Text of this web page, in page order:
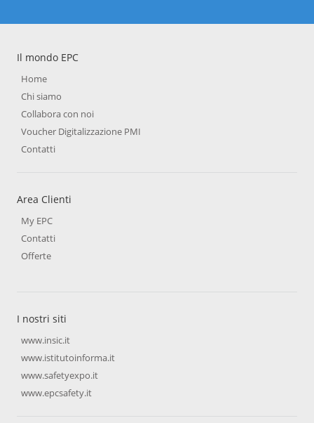
Il mondo EPC
Home
Chi siamo
Collabora con noi
Voucher Digitalizzazione PMI
Contatti
Area Clienti
My EPC
Contatti
Offerte
I nostri siti
www.insic.it
www.istitutoinforma.it
www.safetyexpo.it
www.epcsafety.it